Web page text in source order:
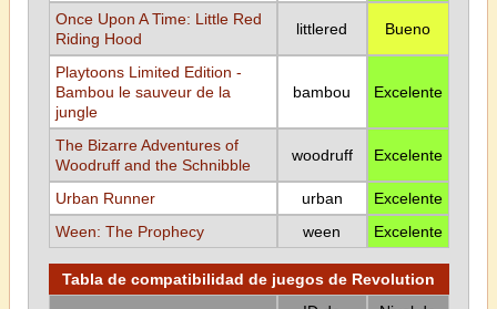
Once Upon A Time: Little Red
Riding Hood
littlered Bueno
Playtoons Limited Edition -
Bambou le sauveur de la
jungle
bambou Excelente
The Bizarre Adventures of
Woodruff and the Schnibble
woodruff Excelente
Urban Runner urban
Excelente
Ween: The Prophecy
ween Excelente
Tabla de compatibilidad de juegos de Revolution